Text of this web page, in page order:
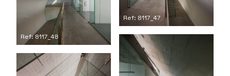
Ref: 8117_47
Ref: 8117_48